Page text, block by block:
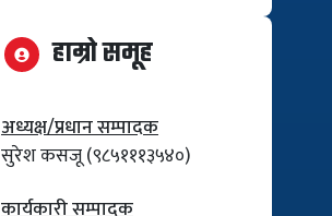
हाम्रो समूह
अध्यक्ष/प्रधान सम्पादक
सुरेश कसजू (९८५१११३५४०)
कार्यकारी सम्पादक